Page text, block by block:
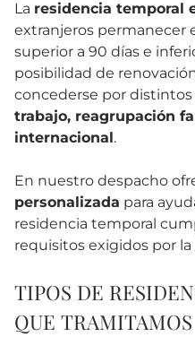
La residencia temporal
extranjeros permanecer
superior a 90 días e
posibilidad de
concederse por
trabajo, reagrupación
internacional.
En nuestro despacho
personalizada para
residencia temporal
requisitos exigidos por la
TIPOS DE
QUE TRAMITAMOS